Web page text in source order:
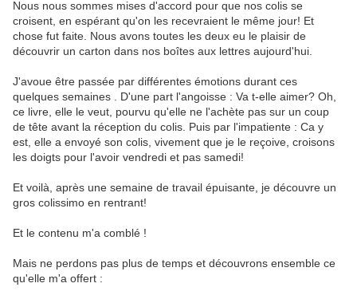
Nous nous sommes mises d'accord pour que nos colis se
croisent, en espérant qu'on les recevraient le même jour! Et
chose fut faite. Nous avons toutes les deux eu le plaisir de
découvrir un carton dans nos boîtes aux lettres aujourd'hui.
J'avoue être passée par différentes émotions durant ces
quelques semaines . D'une part l'angoisse : Va t-elle aimer? Oh,
ce livre, elle le veut, pourvu qu'elle ne l'achète pas sur un coup
de tête avant la réception du colis. Puis par l'impatiente : Ca y
est, elle a envoyé son colis, vivement que je le reçoive, croisons
les doigts pour l'avoir vendredi et pas samedi!
Et voilà, après une semaine de travail épuisante, je découvre un
gros colissimo en rentrant!
Et le contenu m'a comblé !
Mais ne perdons pas plus de temps et découvrons ensemble ce
qu'elle m'a offert :